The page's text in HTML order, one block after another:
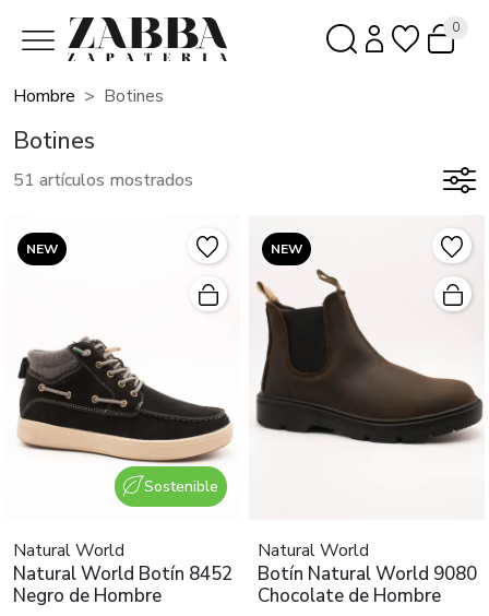
0
Hombre Botines
Botines
51 artículos mostrados
Sostenible
NEW
Natural World
Natural World Botín 8452
Negro de Hombre
NEW
Natural World
Botín Natural World 9080
Chocolate de Hombre